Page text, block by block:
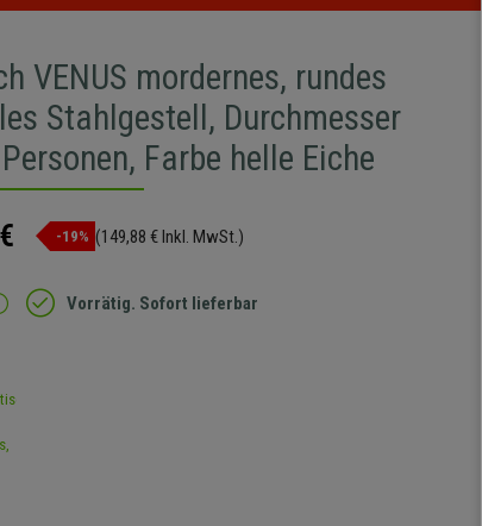
VENUS mordernes, rundes
Stahlgestell, Durchmesser
Farbe helle Eiche
-19% (149,88 € Inkl. MwSt.)
Vorrätig. Sofort lieferbar